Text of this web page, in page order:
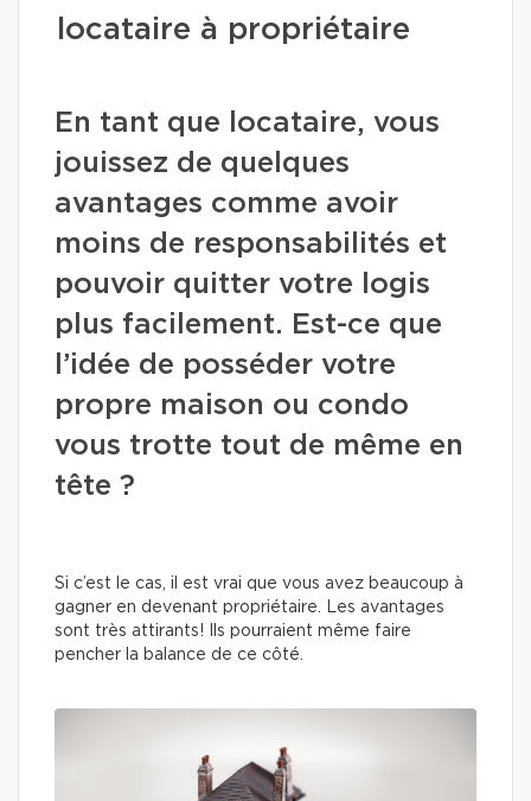
locataire à propriétaire
En tant que locataire, vous
jouissez de quelques
avantages comme avoir
moins de responsabilités et
pouvoir quitter votre logis
plus facilement. Est-ce que
l’idée de posséder votre
propre maison ou condo
vous trotte tout de même en
tête ?
Si c’est le cas, il est vrai que vous avez beaucoup à
gagner en devenant propriétaire. Les avantages
sont très attirants! Ils pourraient même faire
pencher la balance de ce côté.